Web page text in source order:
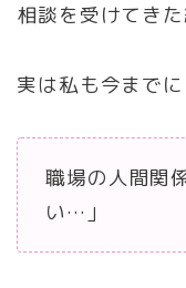
相談を受けてきた
実は私も今までに
職場の人間関
い…」